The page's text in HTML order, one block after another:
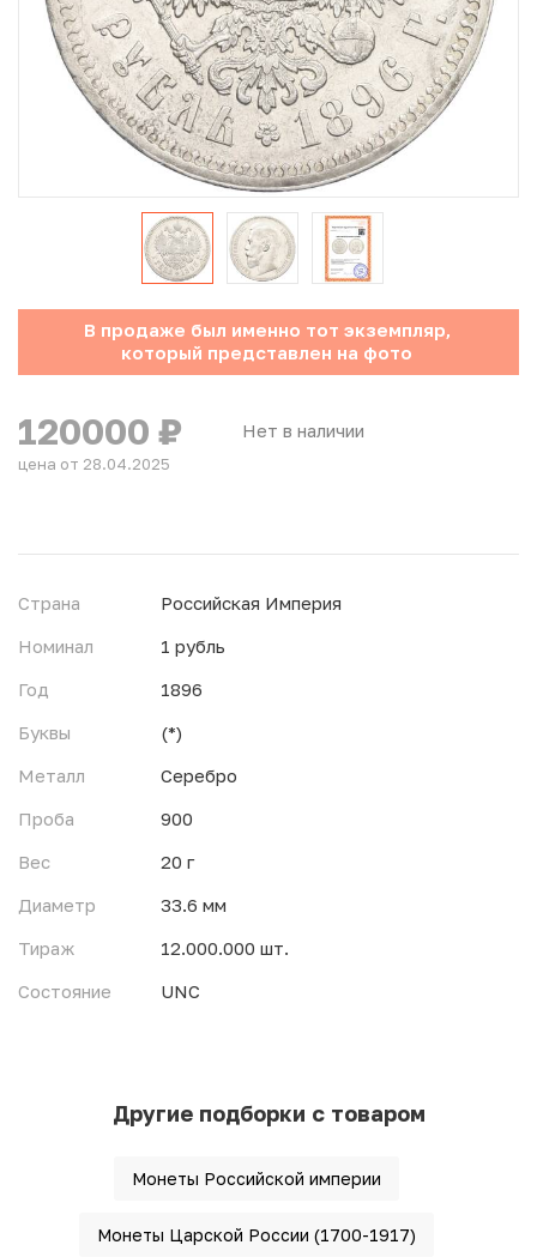
Юбилейные монеты Банка России (с 1999 года)
Памятные и инвестиционные монеты СССР и России
Иностранные монеты
Неофициальные выпуски монет (Unusual)
Античные и средневековые монеты
Наборы монет
Инвестиционные монеты
В продаже был именно тот экземпляр,
который представлен на фото
Нет в наличии
120000 ₽
цена от 28.04.2025
Страна
Российская Империя
Номинал
1 рубль
Год
1896
Буквы
(*)
Металл
Серебро
Проба
900
Вес
20 г
Диаметр
33.6 мм
Тираж
12.000.000 шт.
Состояние
UNC
Другие подборки с товаром
Монеты Российской империи
Монеты Царской России (1700-1917)